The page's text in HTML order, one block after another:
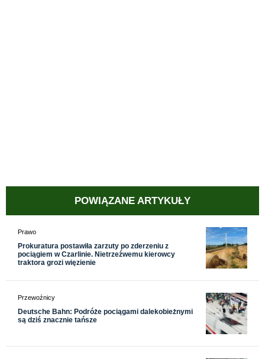
POWIĄZANE ARTYKUŁY
Prawo
Prokuratura postawiła zarzuty po zderzeniu z
pociągiem w Czarlinie. Nietrzeźwemu kierowcy
traktora grozi więzienie
Przewoźnicy
Deutsche Bahn: Podróże pociągami dalekobieżnymi
są dziś znacznie tańsze